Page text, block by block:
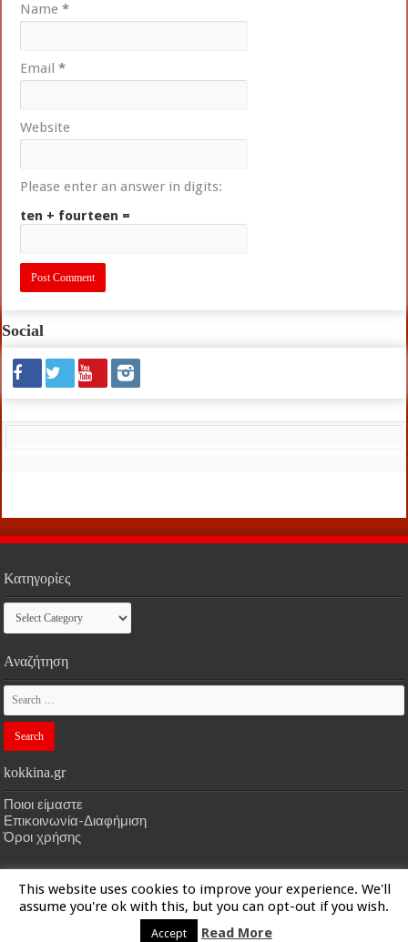
Name*
Email*
Website
Please enter an answer in digits:
ten + fourteen =
Social
Κατηγορίες
Κατηγορίες
Αναζήτηση
kokkina.gr
Ποιοι είμαστε
Επικοινωνία-Διαφήμιση
Όροι χρήσης
HOMEkokkina.gr | Designed bykokkina.gr
© Copyright 2026, All Rights Reserved
This website uses cookies to improve your experience. We'll
assume you're ok with this, but you can opt-out if you wish.
Accept Read More